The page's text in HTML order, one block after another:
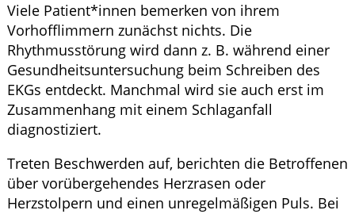
Viele Patient*innen bemerken von ihrem
Vorhofflimmern zunächst nichts. Die
Rhythmusstörung wird dann z. B. während einer
Gesundheitsuntersuchung beim Schreiben des
EKGs entdeckt. Manchmal wird sie auch erst im
Zusammenhang mit einem Schlaganfall
diagnostiziert.
Treten Beschwerden auf, berichten die Betroffenen
über vorübergehendes Herzrasen oder
Herzstolpern und einen unregelmäßigen Puls. Bei